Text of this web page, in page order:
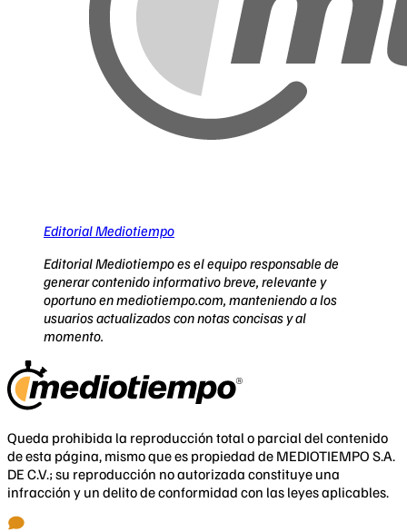
Editorial Mediotiempo
Editorial Mediotiempo es el equipo responsable de
generar contenido informativo breve, relevante y
oportuno en mediotiempo.com, manteniendo a los
usuarios actualizados con notas concisas y al
momento.
Queda prohibida la reproducción total o parcial del contenido
de esta página, mismo que es propiedad de MEDIOTIEMPO S.A.
DE C.V.; su reproducción no autorizada constituye una
infracción y un delito de conformidad con las leyes aplicables.